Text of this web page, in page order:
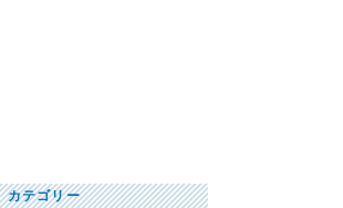
カテゴリー